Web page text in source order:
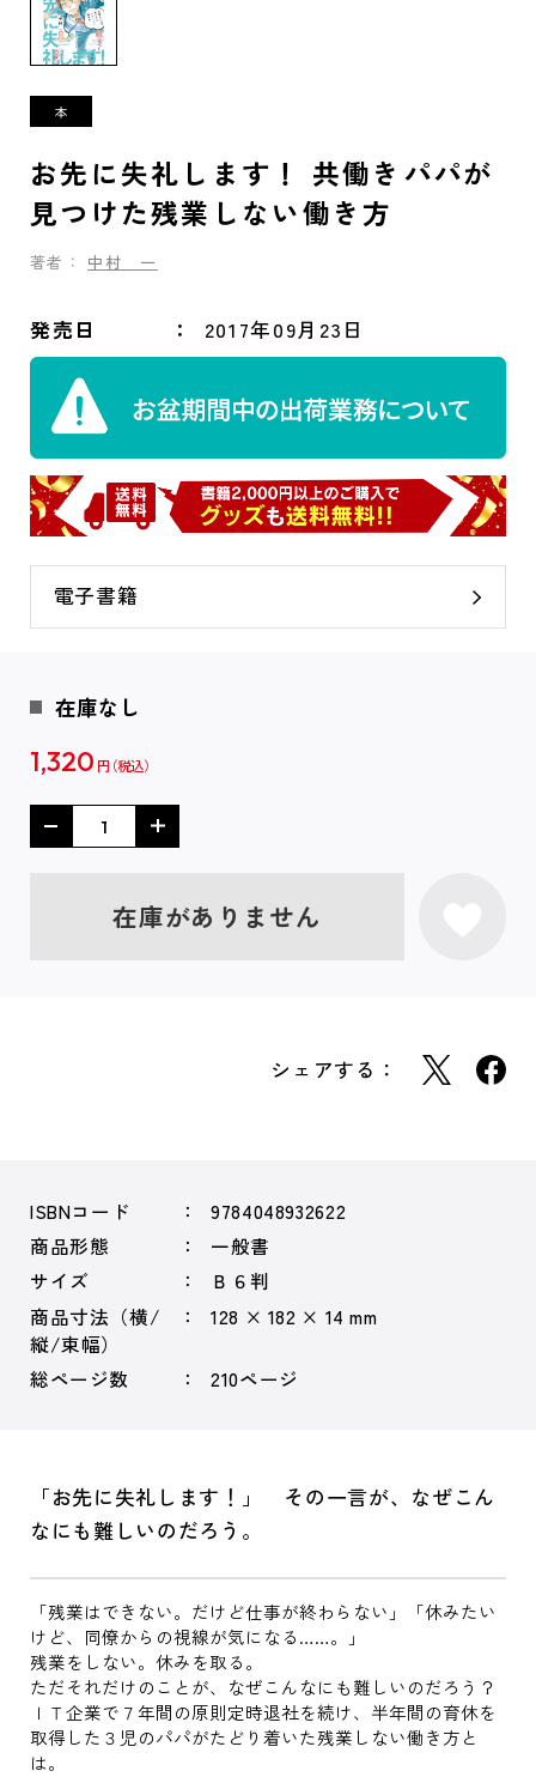
お先に失礼します！ 共働きパパが
見つけた残業しない働き方
著者： 中村 一
発売日 2017年09月23日
電子書籍
在庫なし
1,320 円
在庫がありません
シェアする：
ISBNコード
9784048932622
商品形態
一般書
サイズ
Ｂ６判
商品寸法（横/
縦/束幅）
128 × 182 × 14 mm
総ページ数 210ページ
「お先に失礼します！」 その一言が、なぜこん
なにも難しいのだろう。
「残業はできない。だけど仕事が終わらない」「休みたい
けど、同僚からの視線が気になる……。」
残業をしない。休みを取る。
ただそれだけのことが、なぜこんなにも難しいのだろう？
ＩＴ企業で７年間の原則定時退社を続け、半年間の育休を
取得した３児のパパがたどり着いた残業しない働き方と
は。